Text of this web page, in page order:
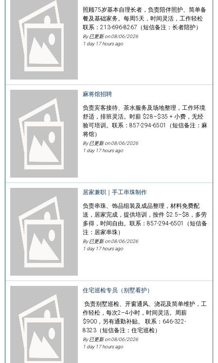
照顾75岁基本自理长者，负责陪伴照护、简单备
餐及基础家务。每周5天，时间灵活，工作轻松
联系：213-696-8267（短信备注：长者陪护）
By 已更新 on08/06/2026
1 day 17 hours ago
麻将馆招聘
负责宾客接待、茶水服务及场地整理，工作环境
舒适，排班灵活。时薪 $28–$35 + 小费，无经
验可培训。联系：857-294-6501（短信备注：麻
将馆）
By 已更新 on08/06/2026
1 day 17 hours ago
居家兼职｜手工串珠制作
负责串珠、饰品组装及成品整理，材料免费配
送，居家完成，提供培训，按件 $2.5–$8，多劳
多得，时间自由。联系：857-294-6501（短信备
注：居家串珠）
By 已更新 on08/06/2026
1 day 17 hours ago
住宅巡检专员（别墅看护）
负责别墅巡检、开窗通风、浇花及简单维护，工
作轻松，每次2–4小时，时间灵活。周薪
$900，另有通勤补贴。 联系：646-322-
8323（短信备注：住宅巡检）
By 已更新 on08/06/2026
1 day 17 hours ago